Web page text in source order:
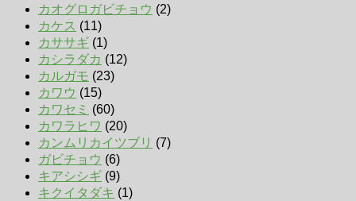
カオグロガビチョウ (2)
カケス (11)
カササギ (1)
カシラダカ (12)
カルガモ (23)
カワウ (15)
カワセミ (60)
カワラヒワ (20)
カンムリカイツブリ (7)
ガビチョウ (6)
キアシシギ (9)
キクイタダキ (1)